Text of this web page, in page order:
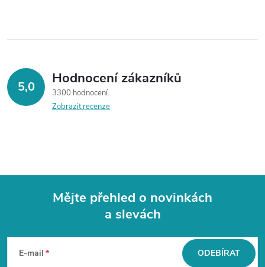
5,0 Hodnocení zákazníků
3300 hodnocení
Zobrazit recenze
Mějte přehled o novinkách
a slevách
E-mail ODEBÍRAT